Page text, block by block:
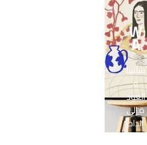
W
A
سلسل
ة
العود
ة إلى
الداخ
ل
سلسل
ة
العود
ة إلى
الداخ
ل